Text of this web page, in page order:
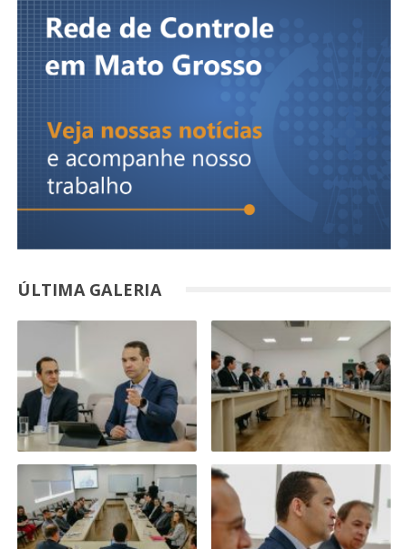
ÚLTIMA GALERIA